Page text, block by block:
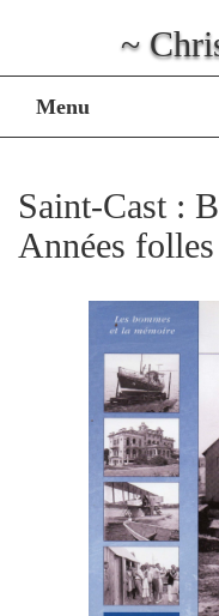
~
Menu
Saint-Cast :
Années folles